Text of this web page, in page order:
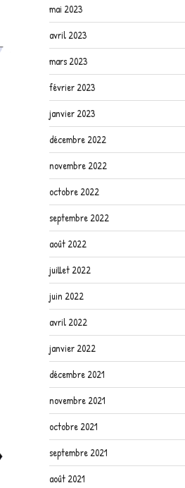
mai 2023
avril 2023
mars 2023
février 2023
janvier 2023
décembre 2022
novembre 2022
octobre 2022
septembre 2022
août 2022
juillet 2022
juin 2022
avril 2022
janvier 2022
décembre 2021
novembre 2021
octobre 2021
septembre 2021
août 2021